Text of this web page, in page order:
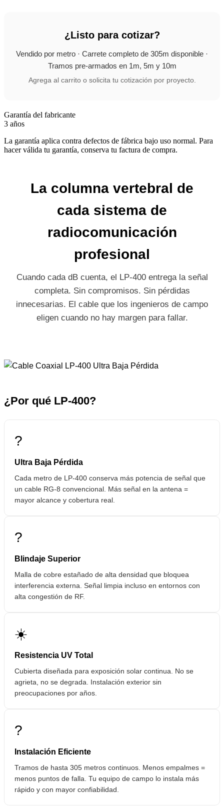
¿Listo para cotizar?
Vendido por metro · Carrete completo de 305m disponible ·
Tramos pre-armados en 1m, 5m y 10m
Agrega al carrito o solicita tu cotización por proyecto.
Garantía del fabricante
3 años
La garantía aplica contra defectos de fábrica bajo uso normal. Para
hacer válida tu garantía, conserva tu factura de compra.
La columna vertebral de
cada sistema de
radiocomunicación
profesional
Cuando cada dB cuenta, el LP-400 entrega la señal
completa. Sin compromisos. Sin pérdidas
innecesarias. El cable que los ingenieros de campo
eligen cuando no hay margen para fallar.
¿Por qué LP-400?
?
Ultra Baja Pérdida
Cada metro de LP-400 conserva más potencia de señal que
un cable RG-8 convencional. Más señal en la antena =
mayor alcance y cobertura real.
?️
Blindaje Superior
Malla de cobre estañado de alta densidad que bloquea
interferencia externa. Señal limpia incluso en entornos con
alta congestión de RF.
☀️
Resistencia UV Total
Cubierta diseñada para exposición solar continua. No se
agrieta, no se degrada. Instalación exterior sin
preocupaciones por años.
?
Instalación Eficiente
Tramos de hasta 305 metros continuos. Menos empalmes =
menos puntos de falla. Tu equipo de campo lo instala más
rápido y con mayor confiabilidad.